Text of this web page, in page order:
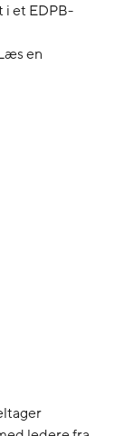
i et EDPB-
en